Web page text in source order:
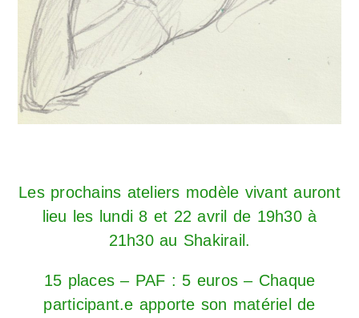
Les prochains ateliers modèle vivant auront
lieu les lundi 8 et 22 avril de 19h30 à
21h30 au Shakirail.
15 places – PAF : 5 euros – Chaque
participant.e apporte son matériel de